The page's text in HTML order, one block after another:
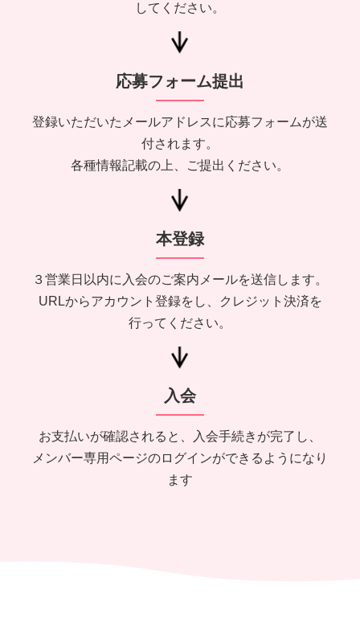
してください。
応募フォーム提出
登録いただいたメールアドレスに応募フォームが送
付されます。
各種情報記載の上、ご提出ください。
本登録
３営業日以内に入会のご案内メールを送信します。
URLからアカウント登録をし、クレジット決済を
行ってください。
入会
お支払いが確認されると、入会手続きが完了し、
メンバー専用ページのログインができるようになり
ます